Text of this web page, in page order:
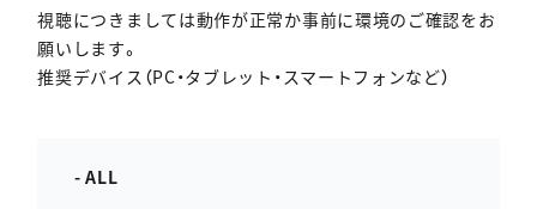
視聴につきましては動作が正常か事前に環境のご確認をお
願いします。
推奨デバイス（PC・タブレット・スマートフォンなど）
- ALL